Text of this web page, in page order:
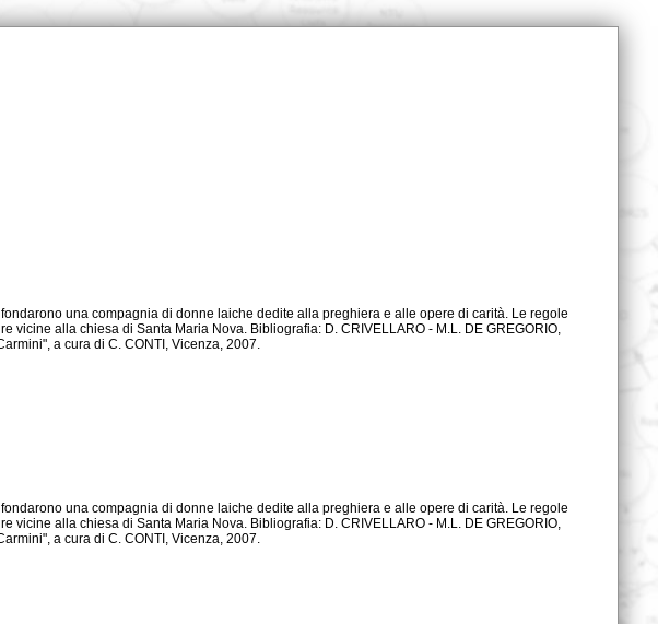
a cura di C. CONTI, Vicenza, 2007.
a cura di C. CONTI, Vicenza, 2007.